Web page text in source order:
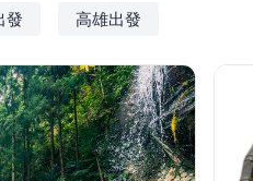
發 高雄出發